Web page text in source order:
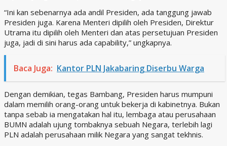
“Ini kan sebenarnya ada andil Presiden, ada tanggung jawab
Presiden juga. Karena Menteri dipilih oleh Presiden, Direktur
Utrama itu dipilih oleh Menteri dan atas persetujuan Presiden
juga, jadi di sini harus ada capability,” ungkapnya.
Baca Juga: Kantor PLN Jakabaring Diserbu Warga
Dengan demikian, tegas Bambang, Presiden harus mumpuni
dalam memilih orang-orang untuk bekerja di kabinetnya. Bukan
tanpa sebab ia mengatakan hal itu, lembaga atau perusahaan
BUMN adalah ujung tombaknya sebuah Negara, terlebih lagi
PLN adalah perusahaan milik Negara yang sangat tekhnis.